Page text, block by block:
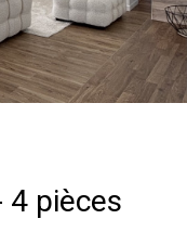
4 pièces